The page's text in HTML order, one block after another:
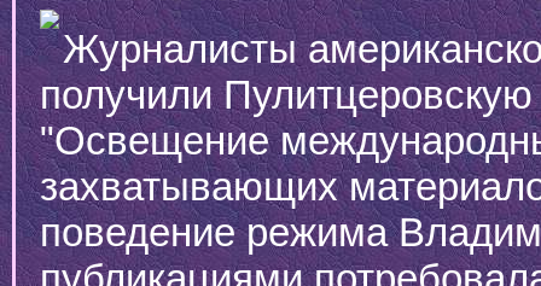
Журналисты
получили
"Освещение
захватывающих
поведение режима